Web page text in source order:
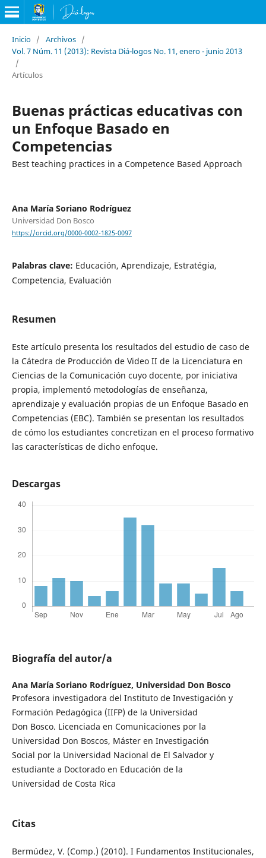
Inicio / Archivos /
Vol. 7 Núm. 11 (2013): Revista Diá-logos No. 11, enero - junio 2013
/
Artículos
Buenas prácticas educativas con
un Enfoque Basado en
Competencias
Best teaching practices in a Competence Based Approach
Ana María Soriano Rodríguez
Universidad Don Bosco
https://orcid.org/0000-0002-1825-0097
Palabras clave: Educación, Aprendizaje, Estratégia,
Competencia, Evaluación
Resumen
Este artículo presenta los resultados del estudio de caso de
la Cátedra de Producción de Video II de la Licenciatura en
Ciencias de la Comunicación cuyo docente, por iniciativa
propia, implementó metodologías de enseñanza,
aprendizaje y evaluación propias de un Enfoque Basado en
Competencias (EBC). También se presentan los resultados
de cómo los estudiantes concretizan en el proceso formativo
las características de dicho enfoque.
Descargas
Biografía del autor/a
Ana María Soriano Rodríguez, Universidad Don Bosco
Profesora investigadora del Instituto de Investigación y
Formación Pedagógica (IIFP) de la Universidad
Don Bosco. Licenciada en Comunicaciones por la
Universidad Don Boscos, Máster en Investigación
Social por la Universidad Nacional de El Salvador y
estudiante a Doctorado en Educación de la
Universidad de Costa Rica
Citas
Bermúdez, V. (Comp.) (2010). I Fundamentos Institucionales,